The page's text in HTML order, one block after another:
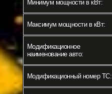
Минимум мощности в кВт:
Максимум мощности в кВт:
Модификационное
наименование авто:
Модификационный номер ТС: